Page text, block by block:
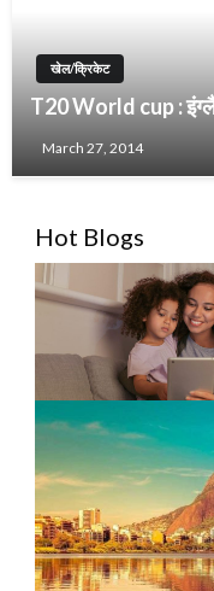
खेल/क्रिकेट
T20 World cup :
March 27, 2014
Hot Blogs